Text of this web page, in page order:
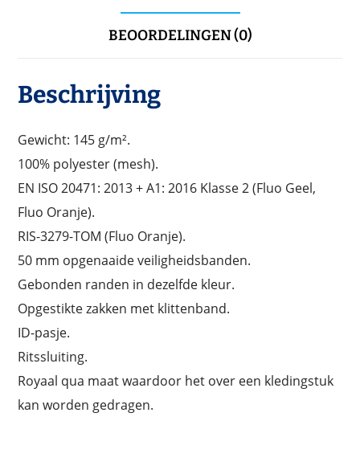
BEOORDELINGEN (0)
Beschrijving
Gewicht: 145 g/m².
100% polyester (mesh).
EN ISO 20471: 2013 + A1: 2016 Klasse 2 (Fluo Geel,
Fluo Oranje).
RIS-3279-TOM (Fluo Oranje).
50 mm opgenaaide veiligheidsbanden.
Gebonden randen in dezelfde kleur.
Opgestikte zakken met klittenband.
ID-pasje.
Ritssluiting.
Royaal qua maat waardoor het over een kledingstuk
kan worden gedragen.